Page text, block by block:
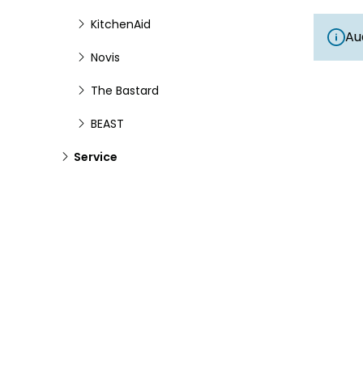
KitchenAid
Novis
The Bastard
BEAST
Service